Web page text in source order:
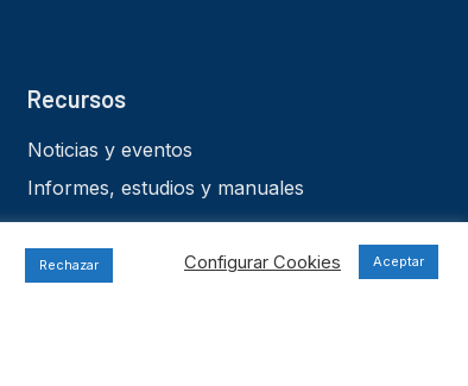
Recursos
Noticias y eventos
Informes, estudios y manuales
Rechazar Configurar Cookies Aceptar